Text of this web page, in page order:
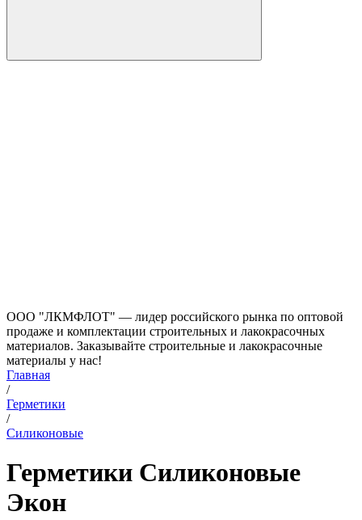
ООО "ЛКМФЛОТ" — лидер российского рынка по оптовой
продаже и комплектации строительных и лакокрасочных
материалов. Заказывайте строительные и лакокрасочные
материалы у нас!
Главная
/
Герметики
/
Силиконовые
Герметики Силиконовые
Экон